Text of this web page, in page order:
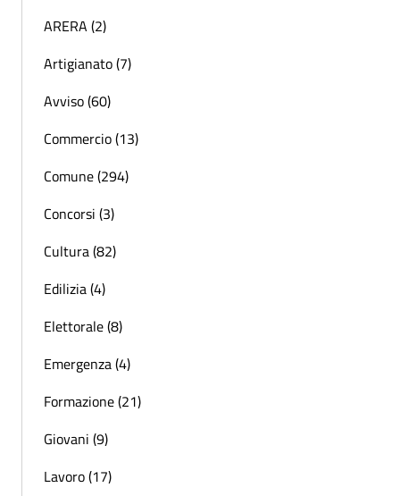
ARERA (2)
Artigianato (7)
Avviso (60)
Commercio (13)
Comune (294)
Concorsi (3)
Cultura (82)
Edilizia (4)
Elettorale (8)
Emergenza (4)
Formazione (21)
Giovani (9)
Lavoro (17)